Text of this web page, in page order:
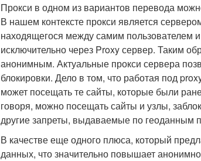
Прокси в одном из вариантов перевода
В нашем контексте прокси является
находящегося между самим пользователем
исключительно через Proxy сервер. Таким
анонимным. Актуальные прокси сервера
блокировки. Дело в том, что работая под
может посещать те сайты, которые были
говоря, можно посещать сайты и узлы,
другие запреты, выдаваемые по геоданным
В качестве еще одного плюса, который
данных, что значительно повышает